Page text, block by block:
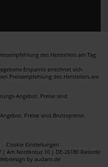
des Herstellers am Tag
Ersparnis errechnet sich
Preisempfehlung des Herstellers am
Angebot. Preise sind
Preise sind Bruttopreise.
Cookie Einstellungen
Am Nordkreuz 10 | DE-26180 Rastede
by audaris.de